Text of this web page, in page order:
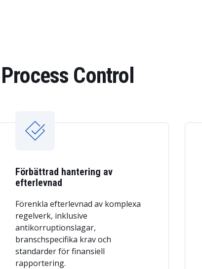
Control
Förbättrad hantering av
efterlevnad
Förenkla efterlevnad av komplexa
regelverk, inklusive
antikorruptionslagar,
branschspecifika krav och
standarder för finansiell
rapportering.